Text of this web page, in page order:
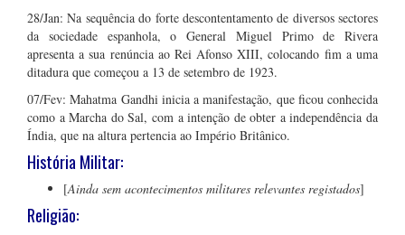
28/Jan: Na sequência do forte descontentamento de diversos sectores
da sociedade espanhola, o General Miguel Primo de Rivera
apresenta a sua renúncia ao Rei Afonso XIII, colocando fim a uma
ditadura que começou a 13 de setembro de 1923.
07/Fev: Mahatma Gandhi inicia a manifestação, que ficou conhecida
como a Marcha do Sal, com a intenção de obter a independência da
Índia, que na altura pertencia ao Império Britânico.
História Militar:
[Ainda sem acontecimentos militares relevantes registados]
Religião: